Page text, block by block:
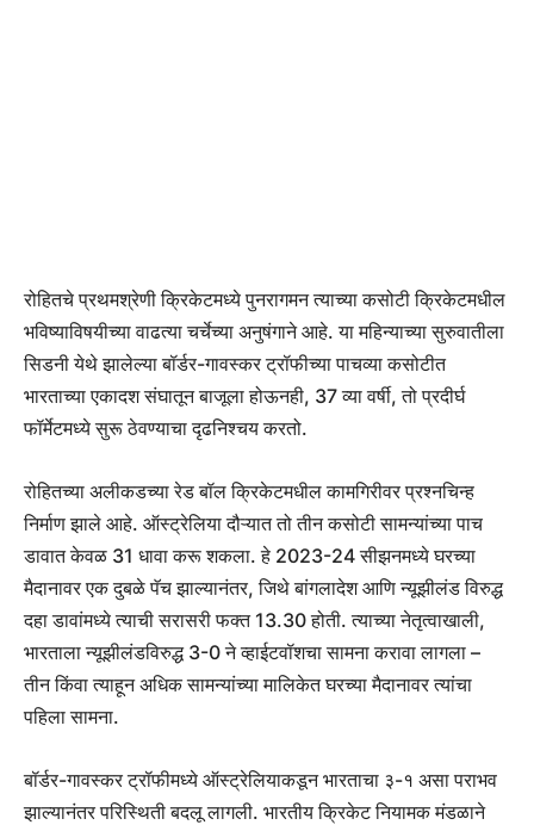
रोहितचे प्रथमश्रेणी क्रिकेटमध्ये पुनरागमन त्याच्या कसोटी क्रिकेटमधील
भविष्याविषयीच्या वाढत्या चर्चेच्या अनुषंगाने आहे. या महिन्याच्या सुरुवातीला
सिडनी येथे झालेल्या बॉर्डर-गावस्कर ट्रॉफीच्या पाचव्या कसोटीत
भारताच्या एकादश संघातून बाजूला होऊनही, 37 व्या वर्षी, तो प्रदीर्घ
फॉर्मेटमध्ये सुरू ठेवण्याचा दृढनिश्चय करतो.
रोहितच्या अलीकडच्या रेड बॉल क्रिकेटमधील कामगिरीवर प्रश्नचिन्ह
निर्माण झाले आहे. ऑस्ट्रेलिया दौऱ्यात तो तीन कसोटी सामन्यांच्या पाच
डावात केवळ 31 धावा करू शकला. हे 2023-24 सीझनमध्ये घरच्या
मैदानावर एक दुबळे पॅच झाल्यानंतर, जिथे बांगलादेश आणि न्यूझीलंड विरुद्ध
दहा डावांमध्ये त्याची सरासरी फक्त 13.30 होती. त्याच्या नेतृत्वाखाली,
भारताला न्यूझीलंडविरुद्ध 3-0 ने व्हाईटवॉशचा सामना करावा लागला –
तीन किंवा त्याहून अधिक सामन्यांच्या मालिकेत घरच्या मैदानावर त्यांचा
पहिला सामना.
बॉर्डर-गावस्कर ट्रॉफीमध्ये ऑस्ट्रेलियाकडून भारताचा ३-१ असा पराभव
झाल्यानंतर परिस्थिती बदलू लागली. भारतीय क्रिकेट नियामक मंडळाने